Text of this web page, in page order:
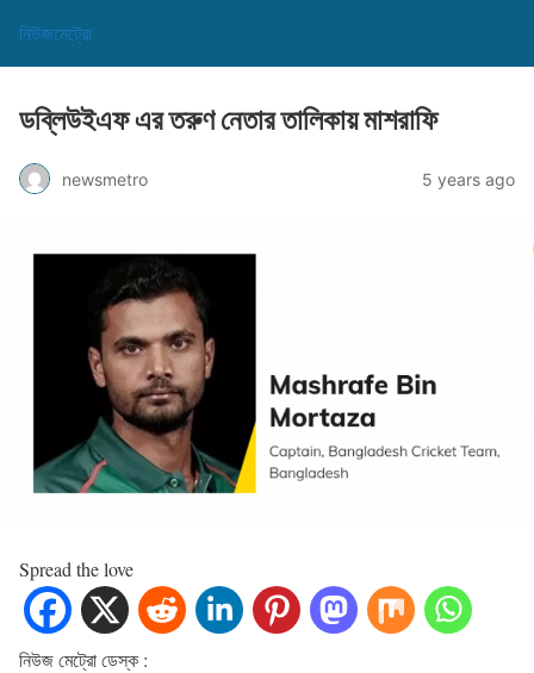
নিউজমেট্রো
ডব্লিউইএফ এর তরুণ নেতার তালিকায় মাশরাফি
newsmetro 5 years ago
Spread the love
নিউজ ‍মেট্রো ডেস্ক :